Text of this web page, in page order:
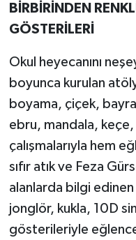
BİRBİRİNDEN
GÖSTERİLERİ
Okul heyecanını
boyunca kurulan
boyama, çiçek,
ebru, mandala,
çalışmalarıyla hem
sıfır atık ve Feza
alanlarda bilgi
jonglör, kukla, 10D
gösterileriyle